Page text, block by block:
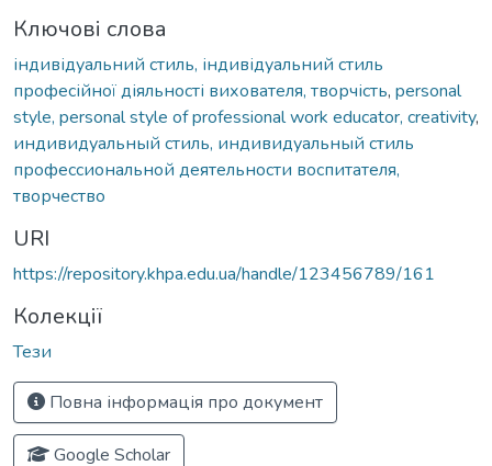
Ключові слова
індивідуальний стиль, індивідуальний стиль
професійної діяльності вихователя, творчість, personal
style, personal style of professional work educator, creativity,
индивидуальный стиль, индивидуальный стиль
профессиональной деятельности воспитателя,
творчество
URI
https://repository.khpa.edu.ua/handle/123456789/161
Колекції
Тези
Повна інформація про документ
Google Scholar